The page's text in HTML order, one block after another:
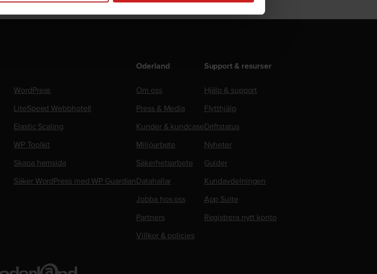
WordPress
LiteSpeed Webbhotell
Elastic Scaling
WP Toolkit
Skapa hemsida
Säker WordPress med WP Guardian
Oderland
Om oss
Press & Media
Kunder & kundcase
Miljöarbete
Säkerhetsarbete
Datahallar
Jobba hos oss
Partners
Villkor & policies
Support & resurser
Hjälp & support
Flytthjälp
Driftstatus
Nyheter
Guider
Kundavdelningen
App Suite
Registrera nytt konto